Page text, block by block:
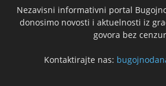
Nezavisni informativni portal
donosimo novosti i aktuelnosti iz
govora bez
Kontaktirajte nas: